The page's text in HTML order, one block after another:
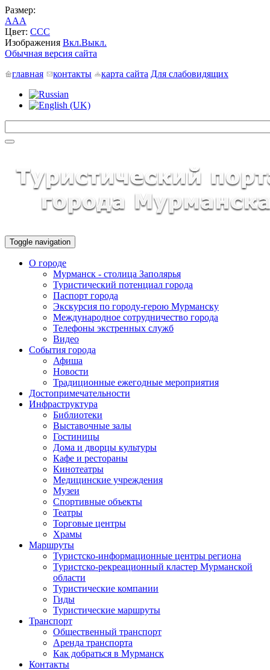
Размер:
AAA
Цвет: CCC
Изображения Вкл.Выкл.
Обычная версия сайта
главная
контакты карта сайта Для слабовидящих
Toggle navigation
О городе
Мурманск - столица Заполярья
Туристический потенциал города
Паспорт города
Экскурсия по городу-герою Мурманску
Международное сотрудничество города
Телефоны экстренных служб
Видео
События города
Афиша
Новости
Традиционные ежегодные мероприятия
Достопримечательности
Инфраструктура
Библиотеки
Выставочные залы
Гостиницы
Дома и дворцы культуры
Кафе и рестораны
Кинотеатры
Медицинские учреждения
Музеи
Спортивные объекты
Театры
Торговые центры
Храмы
Маршруты
Туристско-информационные центры региона
Туристско-рекреационный кластер Мурманской
области
Туристические компании
Гиды
Туристические маршруты
Транспорт
Общественный транспорт
Аренда транспорта
Как добраться в Мурманск
Контакты